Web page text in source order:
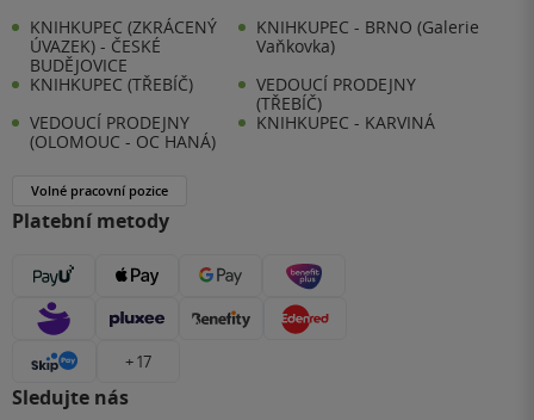
KNIHKUPEC (ZKRÁCENÝ
ÚVAZEK) - ČESKÉ
BUDĚJOVICE
KNIHKUPEC - BRNO (Galerie
Vaňkovka)
KNIHKUPEC (TŘEBÍČ)
VEDOUCÍ PRODEJNY
(TŘEBÍČ)
VEDOUCÍ PRODEJNY
(OLOMOUC - OC HANÁ)
KNIHKUPEC - KARVINÁ
Volné pracovní pozice
Platební metody
+ 17
Sledujte nás